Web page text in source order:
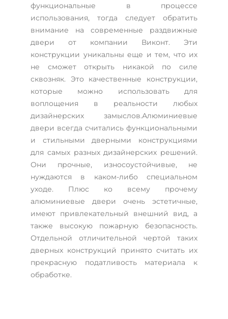
функциональные в процессе
использования, тогда следует обратить
внимание на современные раздвижные
двери от компании Виконт. Эти
конструкции уникальны еще и тем, что их
не сможет открыть никакой по силе
сквозняк. Это качественные конструкции,
которые можно использовать для
воплощения в реальности любых
дизайнерских замыслов.Алюминиевые
двери всегда считались функциональными
и стильными дверными конструкциями
для самых разных дизайнерских решений.
Они прочные, износоустойчивые, не
нуждаются в каком-либо специальном
уходе. Плюс ко всему прочему
алюминиевые двери очень эстетичные,
имеют привлекательный внешний вид, а
также высокую пожарную безопасность.
Отдельной отличительной чертой таких
дверных конструкций принято считать их
прекрасную податливость материала к
обработке.